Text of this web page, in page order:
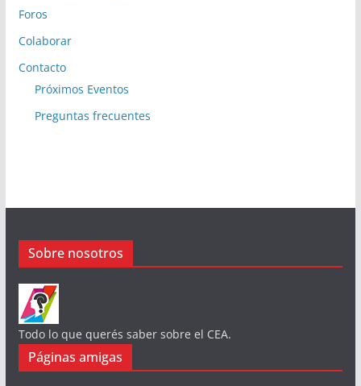
Foros
Colaborar
Contacto
Próximos Eventos
Preguntas frecuentes
Sobre nosotros
Todo lo que querés saber sobre el CEA.
Páginas amigas